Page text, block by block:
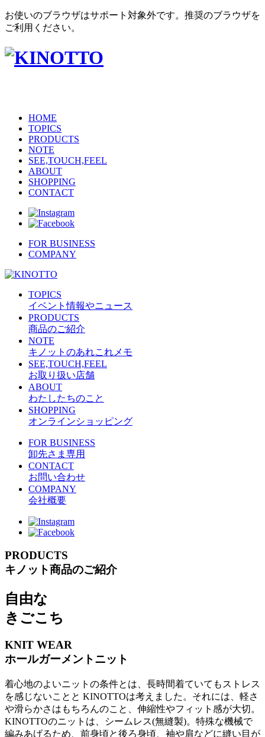
お使いのブラウザはサポート対象外です。推奨のブラウザを
ご利用ください。
HOME
TOPICS
PRODUCTS
NOTE
SEE,TOUCH,FEEL
ABOUT
SHOPPING
CONTACT
FOR BUSINESS
COMPANY
TOPICS
イベント情報やニュース
PRODUCTS
商品のご紹介
NOTE
キノットのあれこれメモ
SEE,TOUCH,FEEL
お取り扱い店舗
ABOUT
わたしたちのこと
SHOPPING
オンラインショッピング
FOR BUSINESS
卸先さま専用
CONTACT
お問い合わせ
COMPANY
会社概要
PRODUCTS
キノット商品のご紹介
自由な
きごこち
KNIT WEAR
ホールガーメントニット
着心地のよいニットの条件とは、長時間着ていてもストレス
を感じないことと KINOTTOは考えました。それには、軽さ
や滑らかさはもちろんのこと、伸縮性やフィット感が大切。
KINOTTOのニットは、シームレス(無縫製)。特殊な機械で
編みあげるため、前身頃と後ろ身頃、袖や肩などに縫い目が